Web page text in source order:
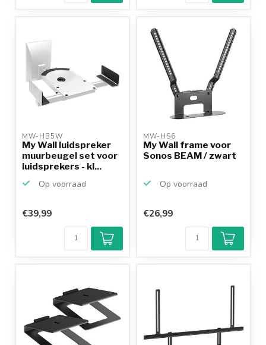
MW-HB5W
My Wall luidspreker
muurbeugel set voor
luidsprekers - kl...
Op voorraad
€39,99
MW-HS6
My Wall frame voor
Sonos BEAM / zwart
Op voorraad
€26,99